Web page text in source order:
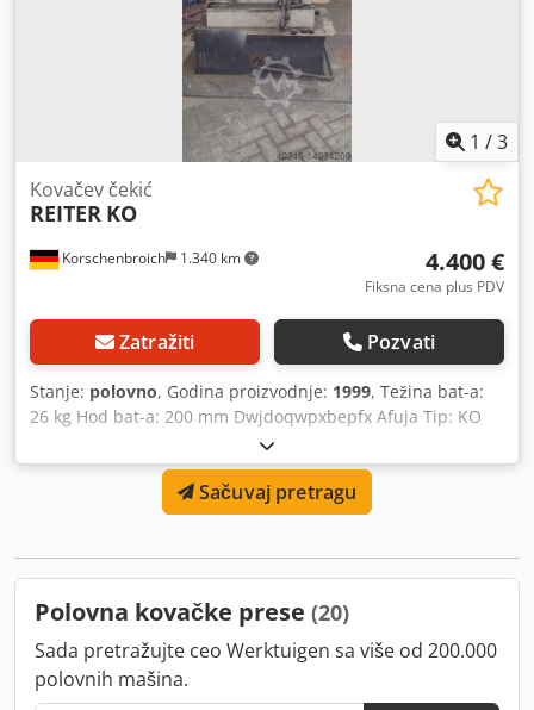
1 /3
Korschenbroich 1.340 km
Kovačev čekić
REITER KO
4.400 €
Fiksna cena plus PDV
Zatražiti Pozvati
Stanje: polovno, Godina proizvodnje: 1999, Težina bat-a:
26 kg Hod bat-a: 200 mm Dwjdoqwpxbepfx Afuja Tip: KO
Br. mašine: 596 Broj udaraca: 220/min Pneumatski čekić
Sačuvaj pretragu
Polovna kovačke prese (20)
Sada pretražujte ceo Werktuigen sa više od 200.000
polovnih mašina.